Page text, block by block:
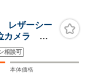
レザーシー
位カメラ
パワ
正18イン
相談可
本体価格